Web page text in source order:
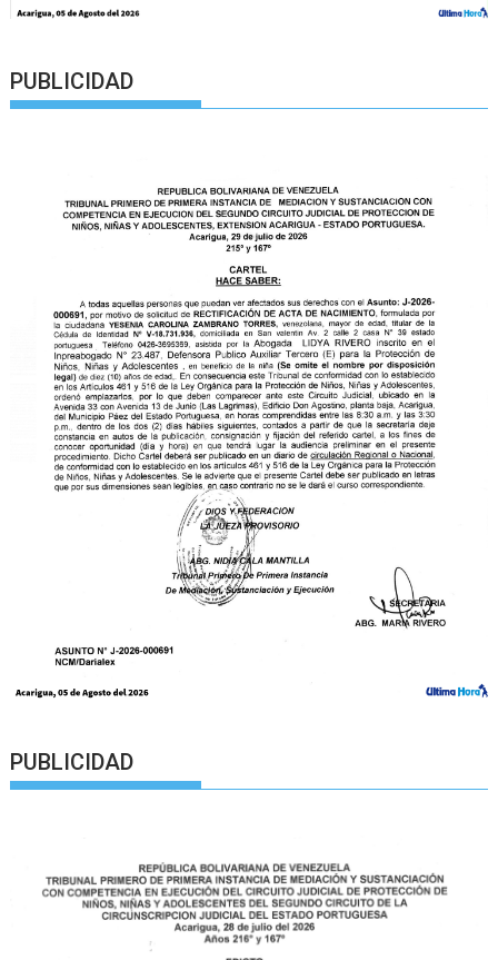
PUBLICIDAD
PUBLICIDAD